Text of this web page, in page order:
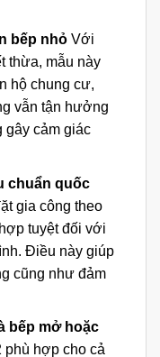
bếp nhỏVới
thừa, mẫu này
hộ chung cư,
vẫn tận hưởng
gây cảm giác
chuẩn quốc
gia công theo
tuyệt đối với
Điều này giúp
cũng như đảm
bếp mở hoặc
phù hợp cho cả